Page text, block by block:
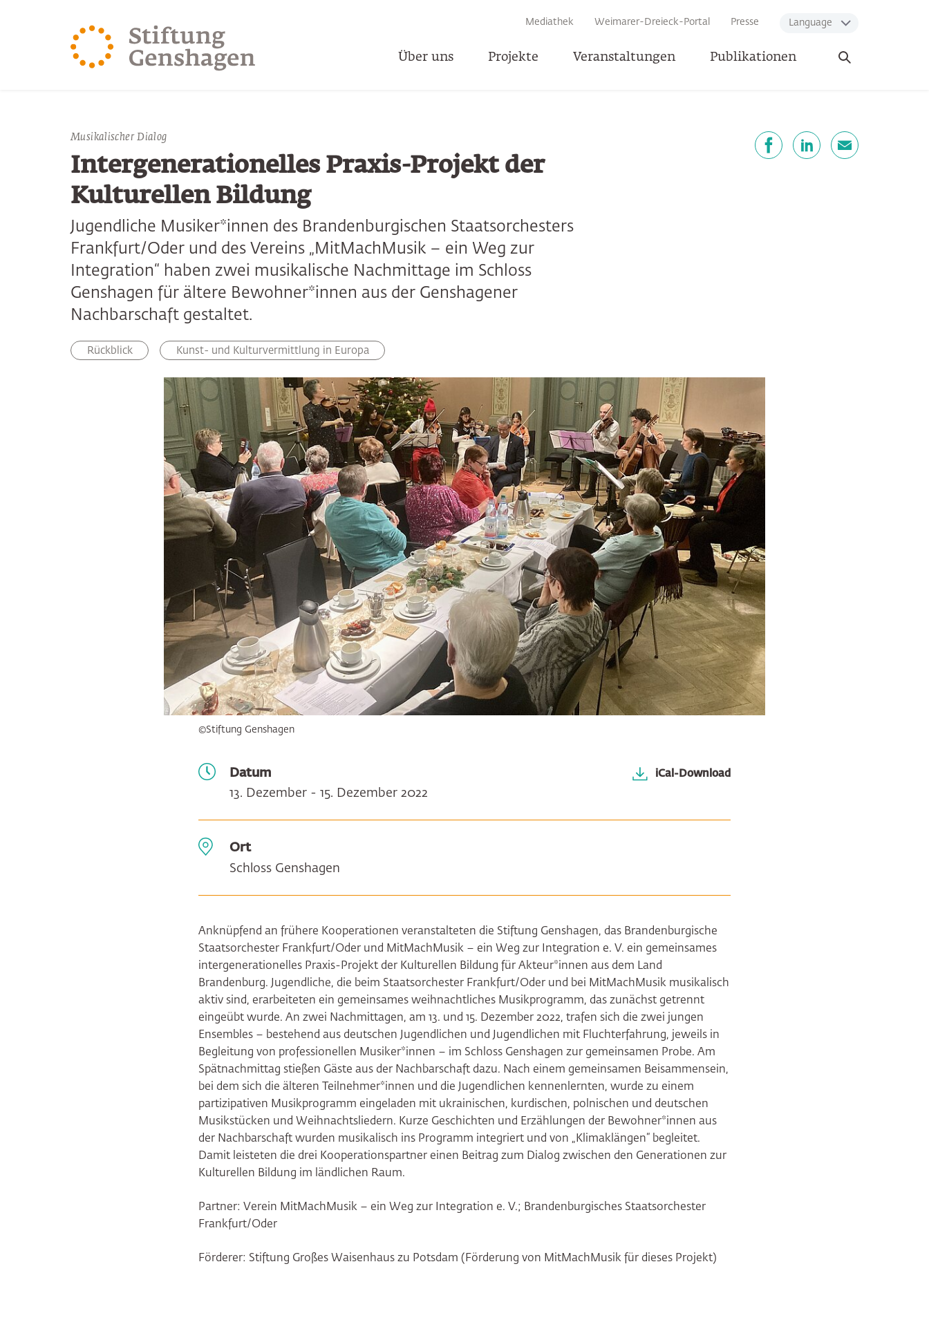
Mediathek Weimarer-Dreieck-Portal Presse Language
Über uns Projekte Veranstaltungen Publikationen
Suche
öffnen
Musikalischer Dialog
Intergenerationelles Praxis-Projekt der
Kulturellen Bildung
Jugendliche Musiker*innen des Brandenburgischen Staatsorchesters
Frankfurt/Oder und des Vereins „MitMachMusik – ein Weg zur
Integration“ haben zwei musikalische Nachmittage im Schloss
Genshagen für ältere Bewohner*innen aus der Genshagener
Nachbarschaft gestaltet.
Rückblick Kunst- und Kulturvermittlung in Europa
©Stiftung Genshagen
Datum
13. Dezember - 15. Dezember 2022
iCal-Download
Ort
Schloss Genshagen
Anknüpfend an frühere Kooperationen veranstalteten die Stiftung Genshagen, das Brandenburgische
Staatsorchester Frankfurt/Oder und MitMachMusik – ein Weg zur Integration e. V. ein gemeinsames
intergenerationelles Praxis-Projekt der Kulturellen Bildung für Akteur*innen aus dem Land
Brandenburg. Jugendliche, die beim Staatsorchester Frankfurt/Oder und bei MitMachMusik musikalisch
aktiv sind, erarbeiteten ein gemeinsames weihnachtliches Musikprogramm, das zunächst getrennt
eingeübt wurde. An zwei Nachmittagen, am 13. und 15. Dezember 2022, trafen sich die zwei jungen
Ensembles – bestehend aus deutschen Jugendlichen und Jugendlichen mit Fluchterfahrung, jeweils in
Begleitung von professionellen Musiker*innen – im Schloss Genshagen zur gemeinsamen Probe. Am
Spätnachmittag stießen Gäste aus der Nachbarschaft dazu. Nach einem gemeinsamen Beisammensein,
bei dem sich die älteren Teilnehmer*innen und die Jugendlichen kennenlernten, wurde zu einem
partizipativen Musikprogramm eingeladen mit ukrainischen, kurdischen, polnischen und deutschen
Musikstücken und Weihnachtsliedern. Kurze Geschichten und Erzählungen der Bewohner*innen aus
der Nachbarschaft wurden musikalisch ins Programm integriert und von „Klimaklängen“ begleitet.
Damit leisteten die drei Kooperationspartner einen Beitrag zum Dialog zwischen den Generationen zur
Kulturellen Bildung im ländlichen Raum.
Partner: Verein MitMachMusik – ein Weg zur Integration e. V.; Brandenburgisches Staatsorchester
Frankfurt/Oder
Förderer: Stiftung Großes Waisenhaus zu Potsdam (Förderung von MitMachMusik für dieses Projekt)